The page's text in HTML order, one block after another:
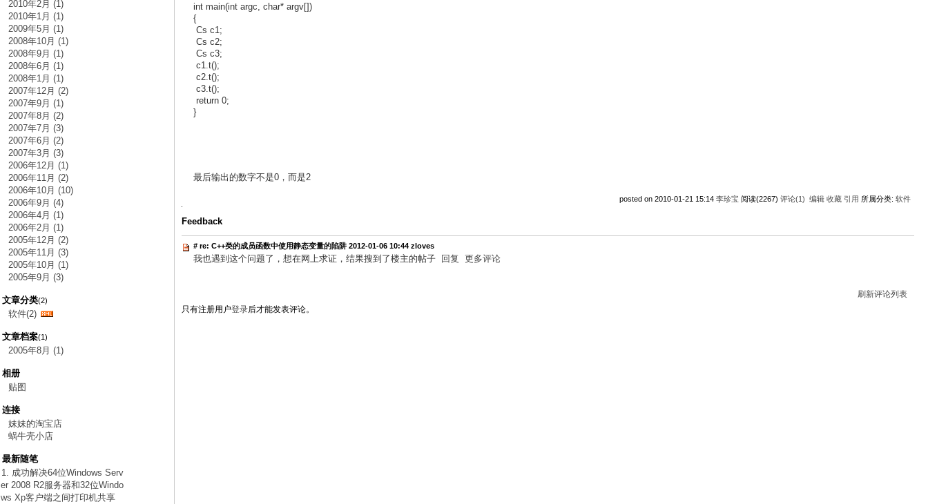
2010年2月 (1)
2010年1月 (1)
2009年5月 (1)
2008年10月 (1)
2008年9月 (1)
2008年6月 (1)
2008年1月 (1)
2007年12月 (2)
2007年9月 (1)
2007年8月 (2)
2007年7月 (3)
2007年6月 (2)
2007年3月 (3)
2006年12月 (1)
2006年11月 (2)
2006年10月 (10)
2006年9月 (4)
2006年4月 (1)
2006年2月 (1)
2005年12月 (2)
2005年11月 (3)
2005年10月 (1)
2005年9月 (3)
文章分类(2)
软件(2)
文章档案(1)
2005年8月 (1)
相册
贴图
连接
妹妹的淘宝店
蜗牛壳小店
最新随笔
1. 成功解决64位Windows Serv
er 2008 R2服务器和32位Windo
ws Xp客户端之间打印机共享
int main(int argc, char* argv[])
{
Cs c1;
Cs c2;
Cs c3;
c1.t();
c2.t();
c3.t();
return 0;
}
最后输出的数字不是0，而是2
posted on 2010-01-21 15:14 李珍宝 阅读(2267) 评论(1) 编辑 收藏 引用 所属分类: 软件
Feedback
# re: C++类的成员函数中使用静态变量的陷阱 2012-01-06 10:44 zloves
我也遇到这个问题了，想在网上求证，结果搜到了楼主的帖子 回复 更多评论
刷新评论列表
只有注册用户登录后才能发表评论。